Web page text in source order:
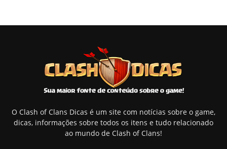
O Clash of Clans Dicas é um site com notícias sobre o game,
dicas, informações sobre todos os itens e tudo relacionado
ao mundo de Clash of Clans!